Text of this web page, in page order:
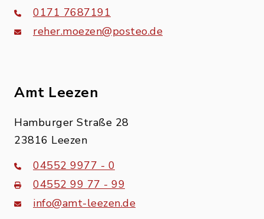
0171 7687191
reher.moezen@posteo.de
Amt Leezen
Hamburger Straße 28
23816 Leezen
04552 9977 - 0
04552 99 77 - 99
info@amt-leezen.de